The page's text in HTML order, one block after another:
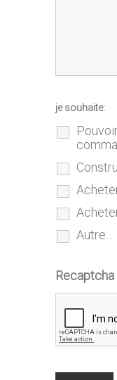
je souhaite:
Autre...
Recaptcha